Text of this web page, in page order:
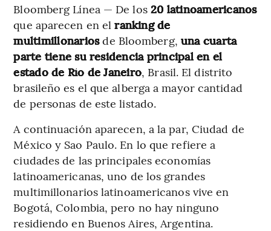
Bloomberg Línea — De los20 latinoamericanos
que aparecen en elranking de
multimillonariosde Bloomberg, una cuarta
parte tiene su residencia principal en el
estado de Río de Janeiro, Brasil. El distrito
brasileño es el que alberga a mayor cantidad
de personas de este listado.
A continuación aparecen, a la par, Ciudad de
México y Sao Paulo. En lo que refiere a
ciudades de las principales economías
latinoamericanas, uno de los grandes
multimillonarios latinoamericanos vive en
Bogotá, Colombia, pero no hay ninguno
residiendo en Buenos Aires, Argentina.